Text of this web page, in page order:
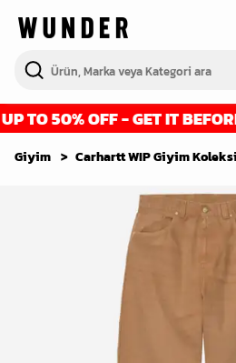
50% OFF - GET IT BEFORE
Giyim Carhartt WIP Giyim